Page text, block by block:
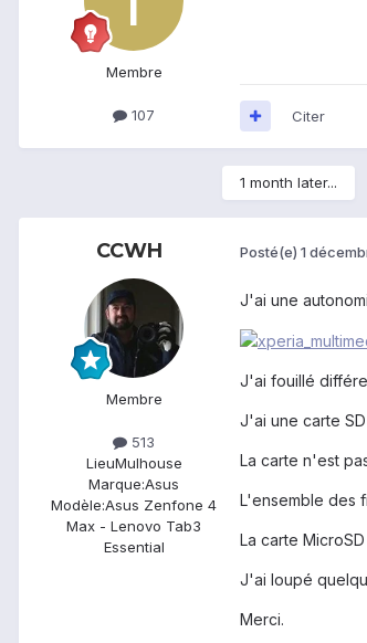
Membre
107 Citer
1 month later...
CCWH
Membre
513
LieuMulhouse
Marque:Asus
Modèle:Asus Zenfone 4
Max - Lenovo Tab3
Essential
Posté(e) 1
J'ai une
J'ai fouillé
J'ai une carte
La carte n'est
L'ensemble des
La carte
J'ai loupé
Merci.